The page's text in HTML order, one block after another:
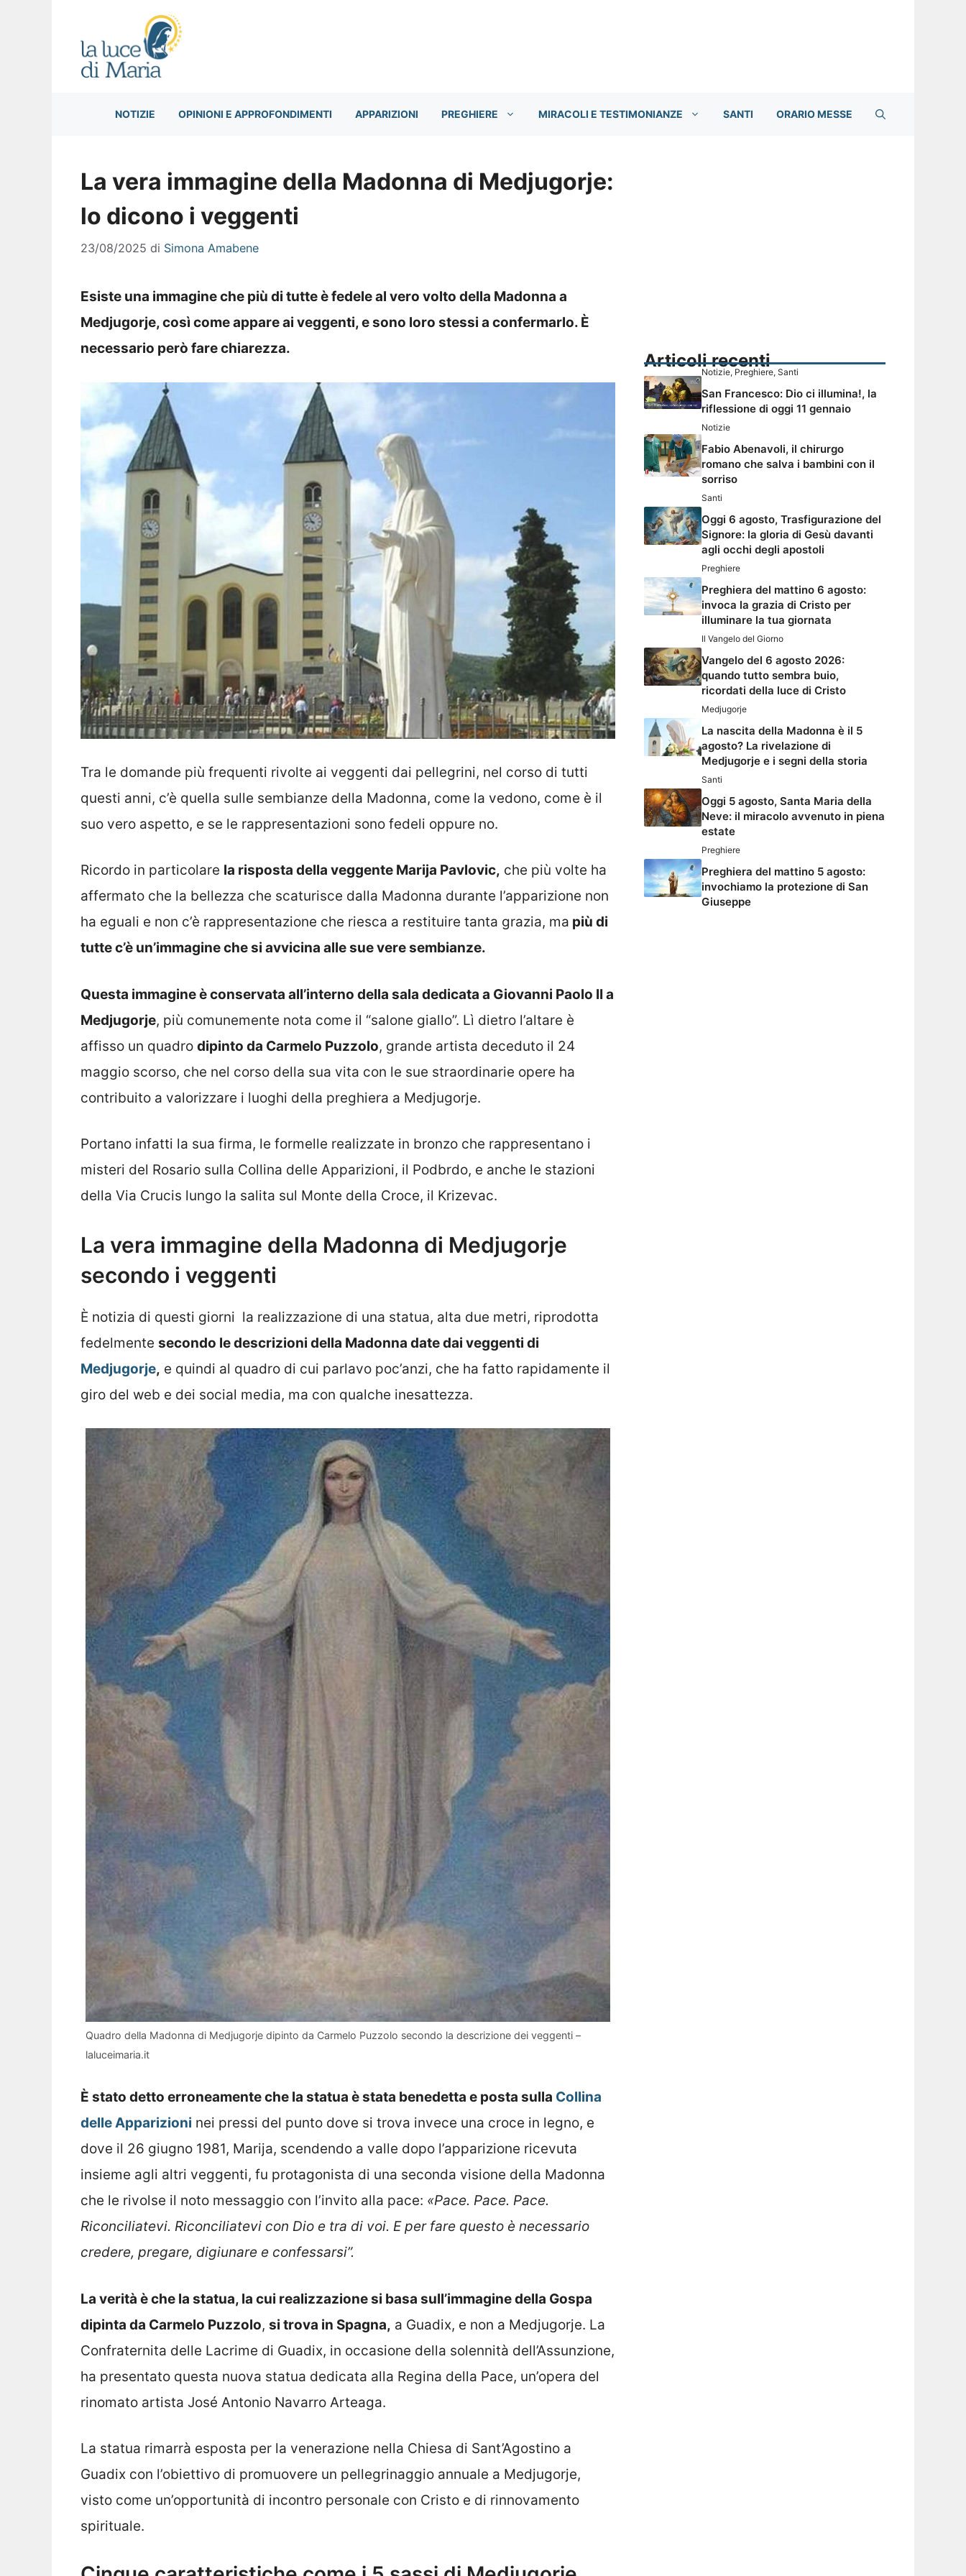
NOTIZIE OPINIONI E APPROFONDIMENTI APPARIZIONI PREGHIERE MIRACOLI E TESTIMONIANZE SANTI ORARIO MESSE
La vera immagine della Madonna di Medjugorje:
lo dicono i veggenti
23/08/2025 di Simona Amabene
Esiste una immagine che più di tutte è fedele al vero volto della Madonna a
Medjugorje, così come appare ai veggenti, e sono loro stessi a confermarlo. È
necessario però fare chiarezza.
Tra le domande più frequenti rivolte ai veggenti dai pellegrini, nel corso di tutti
questi anni, c’è quella sulle sembianze della Madonna, come la vedono, come è il
suo vero aspetto, e se le rappresentazioni sono fedeli oppure no.
Ricordo in particolare la risposta della veggente Marija Pavlovic, che più volte ha
affermato che la bellezza che scaturisce dalla Madonna durante l’apparizione non
ha eguali e non c’è rappresentazione che riesca a restituire tanta grazia, ma più di
tutte c’è un’immagine che si avvicina alle sue vere sembianze.
Questa immagine è conservata all’interno della sala dedicata a Giovanni Paolo II a
Medjugorje, più comunemente nota come il “salone giallo”. Lì dietro l’altare è
affisso un quadro dipinto da Carmelo Puzzolo, grande artista deceduto il 24
maggio scorso, che nel corso della sua vita con le sue straordinarie opere ha
contribuito a valorizzare i luoghi della preghiera a Medjugorje.
Portano infatti la sua firma, le formelle realizzate in bronzo che rappresentano i
misteri del Rosario sulla Collina delle Apparizioni, il Podbrdo, e anche le stazioni
della Via Crucis lungo la salita sul Monte della Croce, il Krizevac.
La vera immagine della Madonna di Medjugorje
secondo i veggenti
È notizia di questi giorni la realizzazione di una statua, alta due metri, riprodotta
fedelmente secondo le descrizioni della Madonna date dai veggenti di
Medjugorje, e quindi al quadro di cui parlavo poc’anzi, che ha fatto rapidamente il
giro del web e dei social media, ma con qualche inesattezza.
Quadro della Madonna di Medjugorje dipinto da Carmelo Puzzolo secondo la descrizione dei veggenti –
laluceimaria.it
È stato detto erroneamente che la statua è stata benedetta e posta sulla Collina
delle Apparizioni nei pressi del punto dove si trova invece una croce in legno, e
dove il 26 giugno 1981, Marija, scendendo a valle dopo l’apparizione ricevuta
insieme agli altri veggenti, fu protagonista di una seconda visione della Madonna
che le rivolse il noto messaggio con l’invito alla pace: «Pace. Pace. Pace.
Riconciliatevi. Riconciliatevi con Dio e tra di voi. E per fare questo è necessario
credere, pregare, digiunare e confessarsi”.
La verità è che la statua, la cui realizzazione si basa sull’immagine della Gospa
dipinta da Carmelo Puzzolo, si trova in Spagna, a Guadix, e non a Medjugorje. La
Confraternita delle Lacrime di Guadix, in occasione della solennità dell’Assunzione,
ha presentato questa nuova statua dedicata alla Regina della Pace, un’opera del
rinomato artista José Antonio Navarro Arteaga.
La statua rimarrà esposta per la venerazione nella Chiesa di Sant’Agostino a
Guadix con l’obiettivo di promuovere un pellegrinaggio annuale a Medjugorje,
visto come un’opportunità di incontro personale con Cristo e di rinnovamento
spirituale.
Articoli recenti
Notizie, Preghiere, Santi
San Francesco: Dio ci illumina!, la
riflessione di oggi 11 gennaio
Notizie
Fabio Abenavoli, il chirurgo
romano che salva i bambini con il
sorriso
Santi
Oggi 6 agosto, Trasfigurazione del
Signore: la gloria di Gesù davanti
agli occhi degli apostoli
Preghiere
Preghiera del mattino 6 agosto:
invoca la grazia di Cristo per
illuminare la tua giornata
Il Vangelo del Giorno
Vangelo del 6 agosto 2026:
quando tutto sembra buio,
ricordati della luce di Cristo
Medjugorje
La nascita della Madonna è il 5
agosto? La rivelazione di
Medjugorje e i segni della storia
Santi
Oggi 5 agosto, Santa Maria della
Neve: il miracolo avvenuto in piena
estate
Preghiere
Preghiera del mattino 5 agosto:
invochiamo la protezione di San
Giuseppe